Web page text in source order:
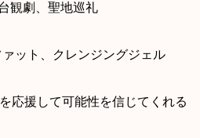
観劇、聖地巡礼
ァット、クレンジングジェル
応援して可能性を信じてくれる